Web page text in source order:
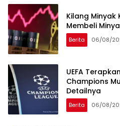
Kilang
Membeli
Berita 06/08/
UEFA
Champions
Detailnya
Berita 06/08/